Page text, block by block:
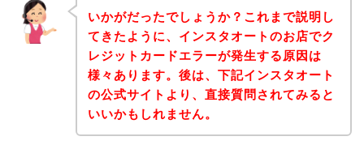
いかがだったでしょうか？これまで説明し
てきたように、インスタオートのお店でク
レジットカードエラーが発生する原因は
様々あります。後は、下記インスタオート
の公式サイトより、直接質問されてみると
いいかもしれません。